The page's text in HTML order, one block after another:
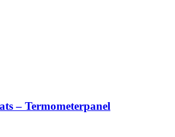
– Termometerpanel